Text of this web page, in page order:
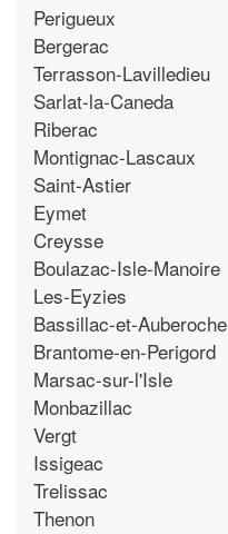
Perigueux
Bergerac
Terrasson-Lavilledieu
Sarlat-la-Caneda
Riberac
Montignac-Lascaux
Saint-Astier
Eymet
Creysse
Boulazac-Isle-Manoire
Les-Eyzies
Bassillac-et-Auberoche
Brantome-en-Perigord
Marsac-sur-l'Isle
Monbazillac
Vergt
Issigeac
Trelissac
Thenon